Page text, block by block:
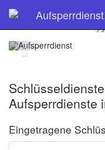
Aufsperrdienste
Eingetragene